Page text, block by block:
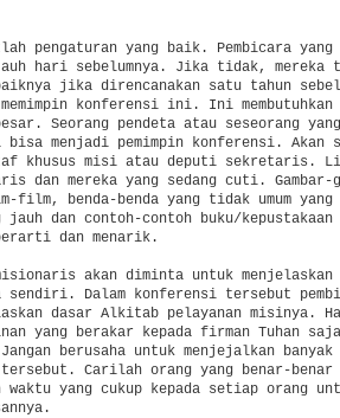
pengaturan yang baik. Pembicara yang
hari sebelumnya. Jika tidak, mereka
jika direncanakan satu tahun
konferensi ini. Ini membutuhkan
Seorang pendeta atau seseorang
bisa menjadi pemimpin konferensi. Akan
khusus misi atau deputi sekretaris.
dan mereka yang sedang cuti. Gambar-
film, benda-benda yang tidak umum yang
jauh dan contoh-contoh buku/kepustakaan
dan menarik.
akan diminta untuk menjelaskan
sendiri. Dalam konferensi tersebut
dasar Alkitab pelayanan misinya.
yang berakar kepada firman Tuhan
berusaha untuk menjejalkan banyak
Carilah orang yang benar-benar
waktu yang cukup kepada setiap orang